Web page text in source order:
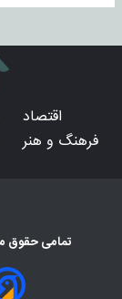
اقتصاد
فرهنگ و هنر
تمامی حقوق